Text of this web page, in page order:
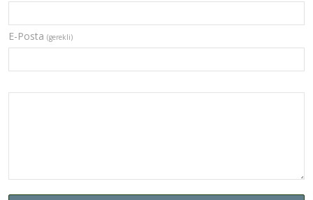
E-Posta (gerekli)